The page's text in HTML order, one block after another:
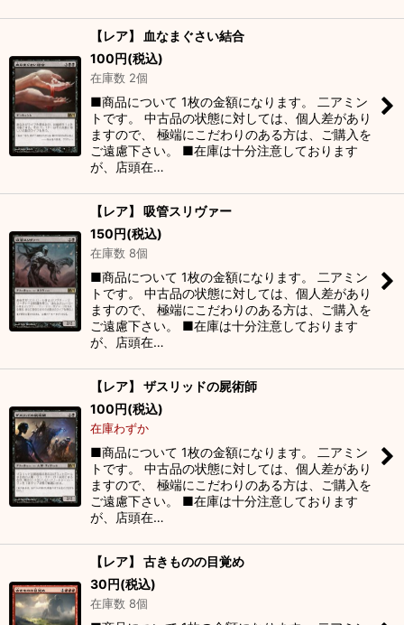
【レア】 血なまぐさい結合
100円(税込)
在庫数 2個
■商品について 1枚の金額になります。 二アミン
トです。 中古品の状態に対しては、個人差があり
ますので、 極端にこだわりのある方は、ご購入を
ご遠慮下さい。 ■在庫は十分注意しております
が、店頭在…
【レア】 吸管スリヴァー
150円(税込)
在庫数 8個
■商品について 1枚の金額になります。 二アミン
トです。 中古品の状態に対しては、個人差があり
ますので、 極端にこだわりのある方は、ご購入を
ご遠慮下さい。 ■在庫は十分注意しております
が、店頭在…
【レア】 ザスリッドの屍術師
100円(税込)
在庫わずか
■商品について 1枚の金額になります。 二アミン
トです。 中古品の状態に対しては、個人差があり
ますので、 極端にこだわりのある方は、ご購入を
ご遠慮下さい。 ■在庫は十分注意しております
が、店頭在…
【レア】 古きものの目覚め
30円(税込)
在庫数 8個